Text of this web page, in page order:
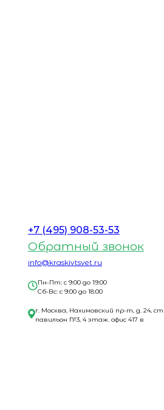
+7 (495) 908-53-53
Обратный звонок
info@kraskivtsvet.ru
Пн-Пт: с 9:00 до 19:00
Сб-Вс: с 9:00 до 18:00
г. Москва, Нахимовский пр-т, д. 24,
павильон №3, 4 этаж. офис 417 в